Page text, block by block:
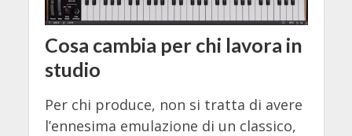
Cosa cambia per chi lavora in
studio
Per chi produce, non si tratta di avere
l’ennesima emulazione di un classico,